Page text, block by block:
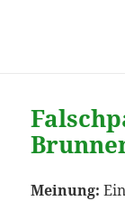
Meinung: